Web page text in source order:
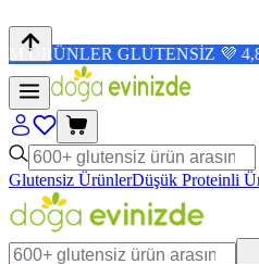
GLUTENSİZ 💜 4,8/5 PUAN
Glutensiz ÜrünlerDüşük Proteinli